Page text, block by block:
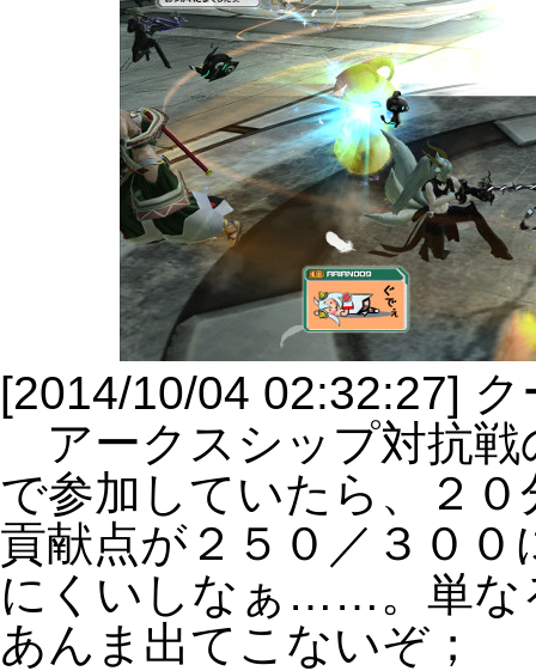
[2014/10/04 02:32:27]
アークスシップ対抗戦
で参加していたら、２
貢献点が２５０／３０
にくいしなぁ……。単な
あんま出てこないぞ；